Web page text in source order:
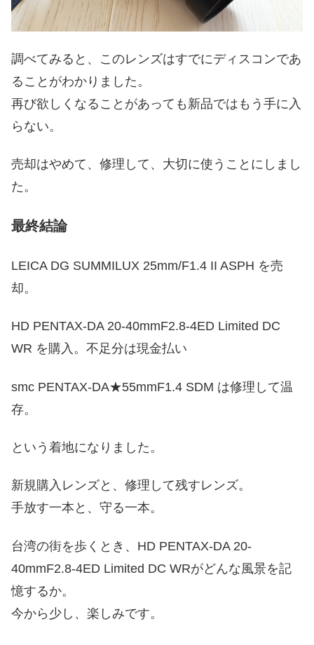
調べてみると、このレンズはすでにディスコンであ
ることがわかりました。
再び欲しくなることがあっても新品ではもう手に入
らない。
売却はやめて、修理して、大切に使うことにしまし
た。
最終結論
LEICA DG SUMMILUX 25mm/F1.4 II ASPH を売
却。
HD PENTAX-DA 20-40mmF2.8-4ED Limited DC
WR を購入。不足分は現金払い
smc PENTAX-DA★55mmF1.4 SDM は修理して温
存。
という着地になりました。
新規購入レンズと、修理して残すレンズ。
手放す一本と、守る一本。
台湾の街を歩くとき、HD PENTAX-DA 20-
40mmF2.8-4ED Limited DC WRがどんな風景を記
憶するか。
今から少し、楽しみです。